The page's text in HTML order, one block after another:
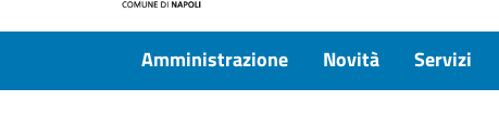
Amministrazione Novità Servizi